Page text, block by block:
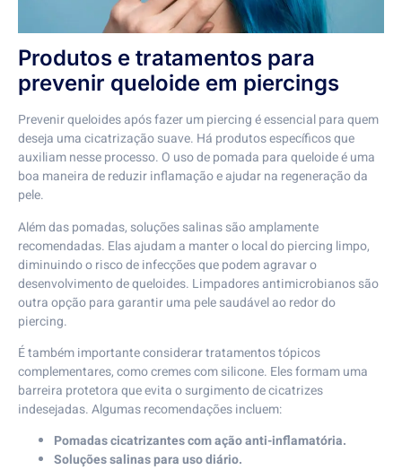
Produtos e tratamentos para
prevenir queloide em piercings
Prevenir queloides após fazer um piercing é essencial para quem
deseja uma cicatrização suave. Há produtos específicos que
auxiliam nesse processo. O uso de pomada para queloide é uma
boa maneira de reduzir inflamação e ajudar na regeneração da
pele.
Além das pomadas, soluções salinas são amplamente
recomendadas. Elas ajudam a manter o local do piercing limpo,
diminuindo o risco de infecções que podem agravar o
desenvolvimento de queloides. Limpadores antimicrobianos são
outra opção para garantir uma pele saudável ao redor do
piercing.
É também importante considerar tratamentos tópicos
complementares, como cremes com silicone. Eles formam uma
barreira protetora que evita o surgimento de cicatrizes
indesejadas. Algumas recomendações incluem:
Pomadas cicatrizantes com ação anti-inflamatória.
Soluções salinas para uso diário.